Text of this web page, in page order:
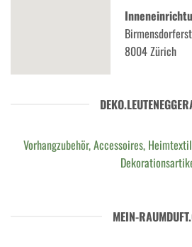
8004 Zürich
Vorhangzubehör, Accessoires,
MEIN-